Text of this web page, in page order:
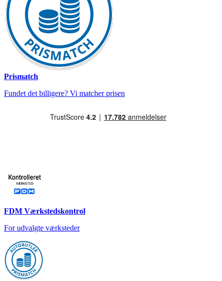
Prismatch
Fundet det billigere? Vi matcher prisen
FDM Værkstedskontrol
For udvalgte værksteder